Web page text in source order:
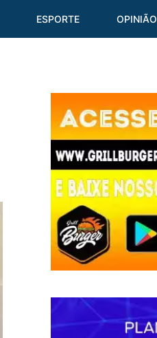
ESPORTE OPINIÃO